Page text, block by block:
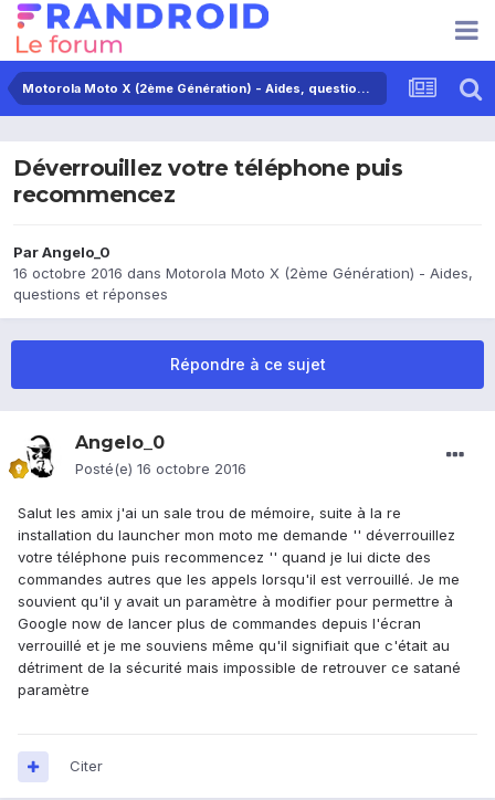
Motorola Moto X (2ème Génération) - Aides, questions et réponses
Déverrouillez votre téléphone puis
recommencez
ParAngelo_0
16 octobre 2016 dans Motorola Moto X (2ème Génération) - Aides,
questions et réponses
Répondre à ce sujet
Angelo_0
Posté(e) 16 octobre 2016
Salut les amix j'ai un sale trou de mémoire, suite à la re
installation du launcher mon moto me demande '' déverrouillez
votre téléphone puis recommencez '' quand je lui dicte des
commandes autres que les appels lorsqu'il est verrouillé. Je me
souvient qu'il y avait un paramètre à modifier pour permettre à
Google now de lancer plus de commandes depuis l'écran
verrouillé et je me souviens même qu'il signifiait que c'était au
détriment de la sécurité mais impossible de retrouver ce satané
paramètre
Citer